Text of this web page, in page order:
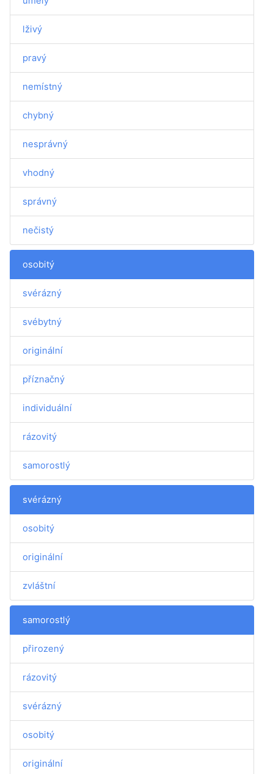
lživý
pravý
nemístný
chybný
nesprávný
vhodný
správný
nečistý
osobitý
svérázný
svébytný
originální
příznačný
individuální
rázovitý
samorostlý
svérázný
osobitý
originální
zvláštní
samorostlý
přirozený
rázovitý
svérázný
osobitý
originální